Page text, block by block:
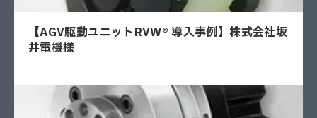
【AGV駆動ユニットRVW® 導入事例】株式会社坂
井電機様